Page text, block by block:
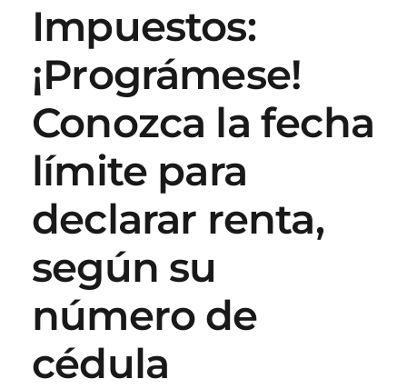
Impuestos:
¡Prográmese!
Conozca la fecha
límite para
declarar renta,
según su
número de
cédula